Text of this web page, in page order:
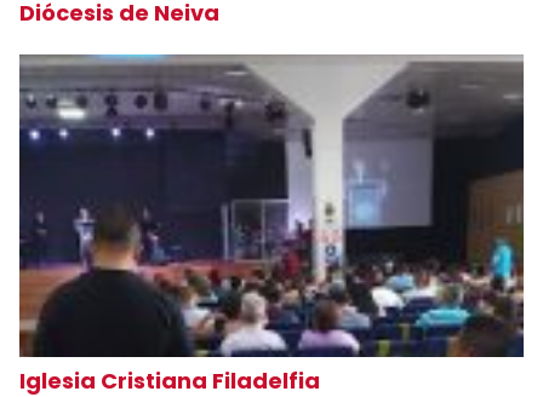
Diócesis de Neiva
Iglesia Cristiana Filadelfia